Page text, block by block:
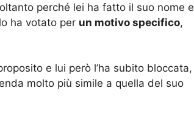
perché lei ha fatto il suo nome e
ha votato per un motivo specifico,
e lui però l’ha subito bloccata,
molto più simile a quella del suo